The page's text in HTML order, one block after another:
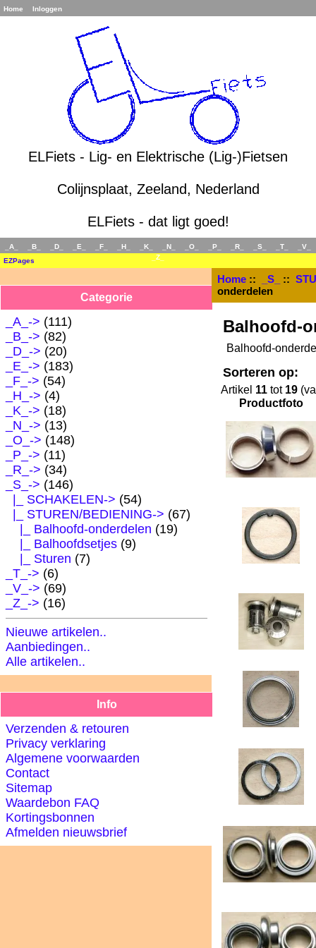
Home Inloggen
ELFiets - Lig- en Elektrische (Lig-)Fietsen
Colijnsplaat, Zeeland, Nederland
ELFiets - dat ligt goed!
_A_ _B_ _D_ _E_ _F_ _H_ _K_ _N_ _O_ _P_ _R_ _S_ _T_
_V_
_Z_
EZPages
Categorie
_A_-> (111)
_B_-> (82)
_D_-> (20)
_E_-> (183)
_F_-> (54)
_H_-> (4)
_K_-> (18)
_N_-> (13)
_O_-> (148)
_P_-> (11)
_R_-> (34)
_S_-> (146)
|_ SCHAKELEN-> (54)
|_ STUREN/BEDIENING-> (67)
|_ Balhoofd-onderdelen (19)
|_ Balhoofdsetjes (9)
|_ Sturen (7)
_T_-> (6)
_V_-> (69)
_Z_-> (16)
Nieuwe artikelen..
Aanbiedingen..
Alle artikelen..
Info
Verzenden & retouren
Privacy verklaring
Algemene voorwaarden
Contact
Sitemap
Waardebon FAQ
Kortingsbonnen
Afmelden nieuwsbrief
Home:: _S_ ::
onderdelen
Balhoofd-
Balhoofd-
Sorteren op:
Artikel 11tot 19
Productfoto